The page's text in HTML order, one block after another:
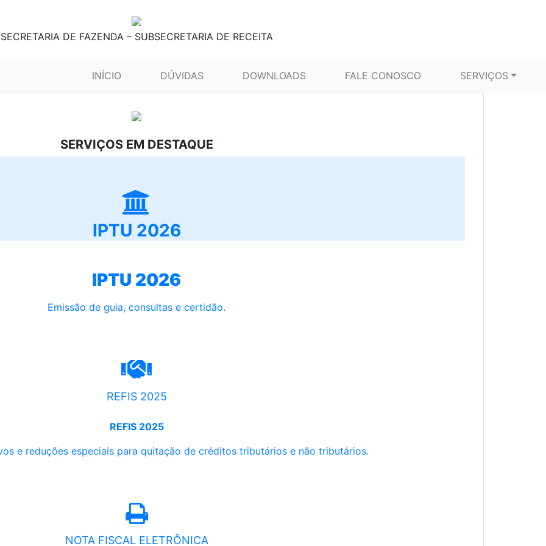
SECRETARIA DE FAZENDA – SUBSECRETARIA DE RECEITA
INÍCIO (CURRENT)DÚVIDAS DOWNLOADS FALE CONOSCO SERVIÇOS
SERVIÇOS EM DESTAQUE
IPTU 2026
IPTU 2026
Emissão de guia, consultas e certidão.
REFIS 2025
REFIS 2025
e reduções especiais para quitação de créditos tributários e não tributários.
NOTA FISCAL ELETRÔNICA